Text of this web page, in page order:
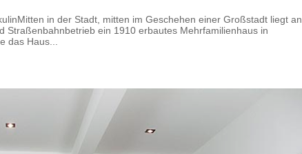
in der Stadt, mitten im Geschehen einer Großstadt liegt an
Straßenbahnbetrieb ein 1910 erbautes Mehrfamilienhaus in
das Haus...